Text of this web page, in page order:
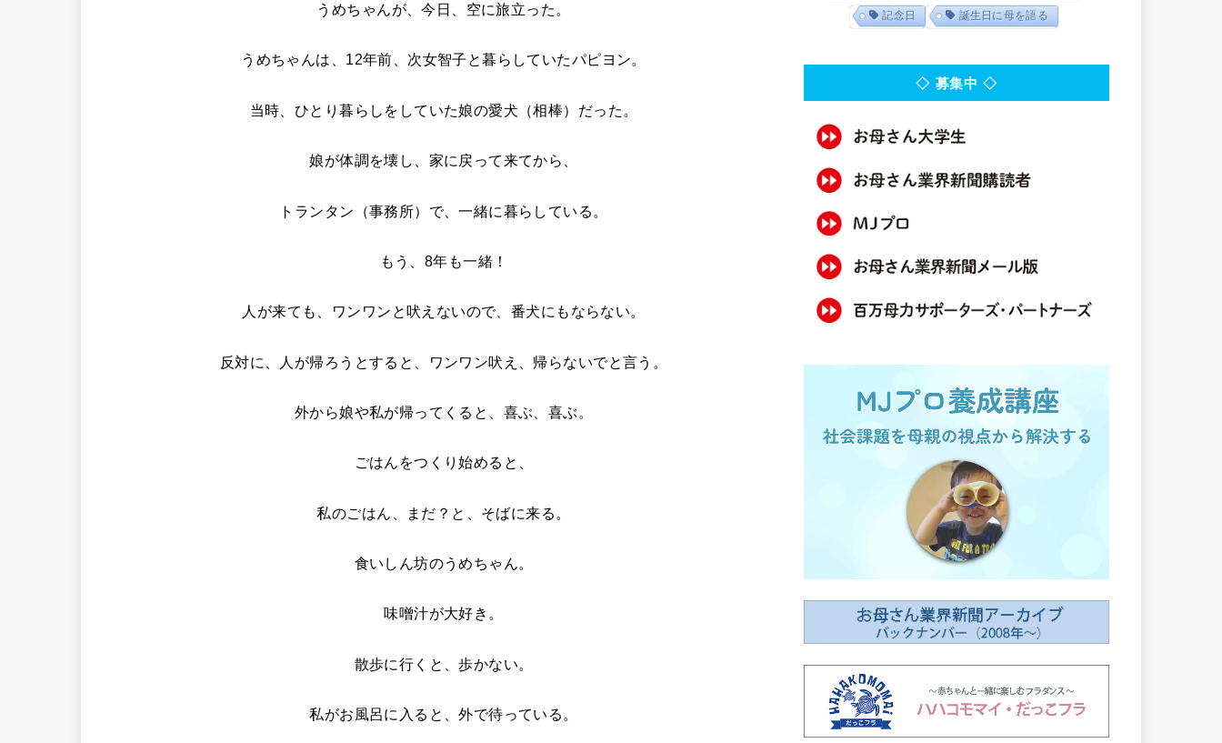
うめちゃんが、今日、空に旅立った。
うめちゃんは、12年前、次女智子と暮らしていたパピヨン。
当時、ひとり暮らしをしていた娘の愛犬（相棒）だった。
娘が体調を壊し、家に戻って来てから、
トランタン（事務所）で、一緒に暮らしている。
もう、8年も一緒！
人が来ても、ワンワンと吠えないので、番犬にもならない。
反対に、人が帰ろうとすると、ワンワン吠え、帰らないでと言う。
外から娘や私が帰ってくると、喜ぶ、喜ぶ。
ごはんをつくり始めると、
私のごはん、まだ？と、そばに来る。
食いしん坊のうめちゃん。
味噌汁が大好き。
散歩に行くと、歩かない。
私がお風呂に入ると、外で待っている。
記念日 誕生日に母を語る
◇ 募集中 ◇